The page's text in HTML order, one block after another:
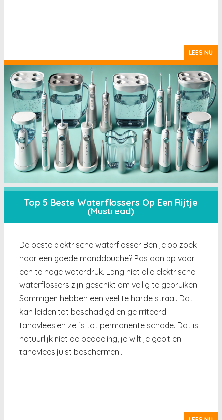
LEES NU
Top 5 Beste Waterflossers Op Een Rijtje
(Mustread)
De beste elektrische waterflosser Ben je op zoek
naar een goede monddouche? Pas dan op voor
een te hoge waterdruk. Lang niet alle elektrische
waterflossers zijn geschikt om veilig te gebruiken.
Sommigen hebben een veel te harde straal. Dat
kan leiden tot beschadigd en geïrriteerd
tandvlees en zelfs tot permanente schade. Dat is
natuurlijk niet de bedoeling, je wilt je gebit en
tandvlees juist beschermen…